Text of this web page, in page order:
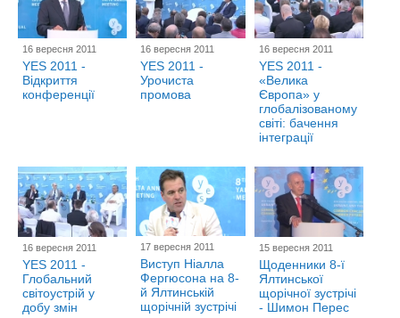
16 вересня 2011
YES 2011 -
Відкриття
конференції
16 вересня 2011
YES 2011 -
Урочиста
промова
16 вересня 2011
YES 2011 -
«Велика
Європа» у
глобалізованому
світі: бачення
інтеграції
16 вересня 2011
YES 2011 -
Глобальний
світоустрій у
добу змін
17 вересня 2011
Виступ Ніалла
Фергюсона на 8-
й Ялтинській
щорічній зустрічі
15 вересня 2011
Щоденники 8-ї
Ялтинської
щорічної зустрічі
- Шимон Перес